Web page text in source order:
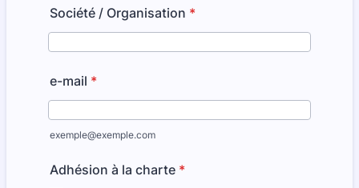
Société / Organisation *
e-mail *
exemple@exemple.com
Adhésion à la charte *